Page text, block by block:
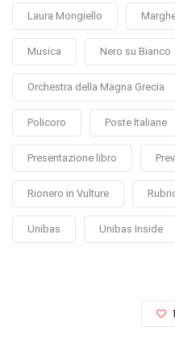
Laura Mongiello
Musica Nero su Bianco
Orchestra della Magna Grecia
Policoro Poste Italiane
Presentazione libro
Rionero in Vulture
Unibas Unibas Inside